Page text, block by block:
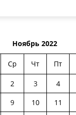
Ноябрь 2022
Ср Чт Пт
2 3 4
9 10 11